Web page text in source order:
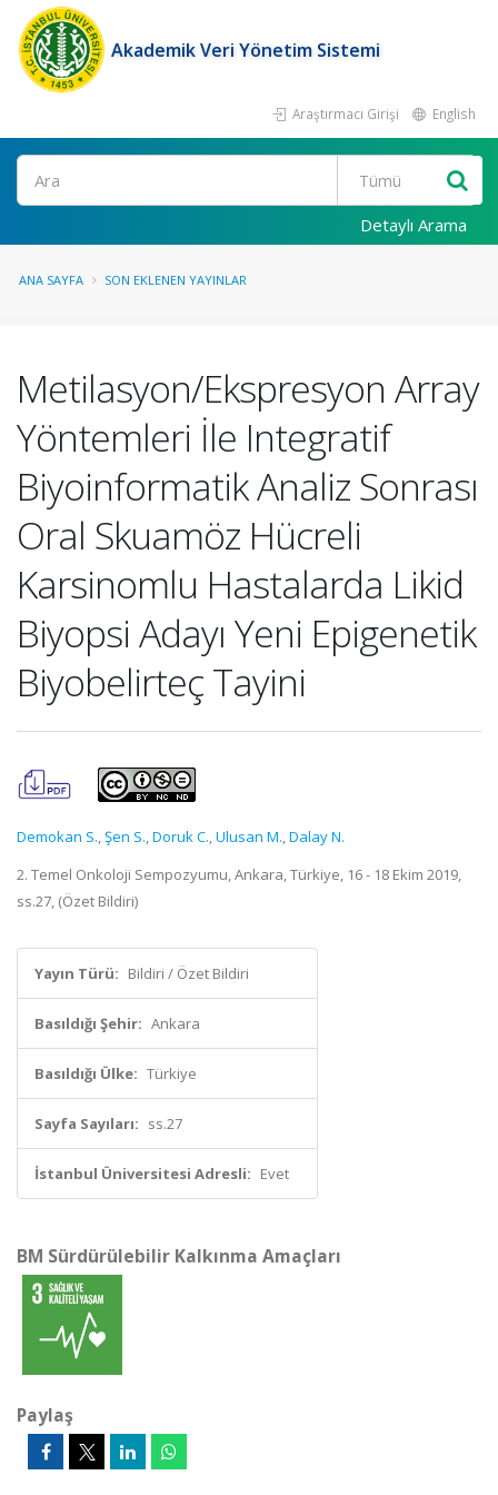
Akademik Veri Yönetim Sistemi
Araştırmacı Girişi English
Ara
Detaylı Arama
ANA SAYFA SON EKLENEN YAYINLAR
Metilasyon/Ekspresyon Array
Yöntemleri İle Integratif
Biyoinformatik Analiz Sonrası
Oral Skuamöz Hücreli
Karsinomlu Hastalarda Likid
Biyopsi Adayı Yeni Epigenetik
Biyobelirteç Tayini
Demokan S.,Şen S.,Doruk C.,Ulusan M.,Dalay N.
2. Temel Onkoloji Sempozyumu, Ankara, Türkiye, 16 - 18 Ekim 2019,
ss.27, (Özet Bildiri)
Yayın Türü: Bildiri / Özet Bildiri
Basıldığı Şehir: Ankara
Basıldığı Ülke: Türkiye
Sayfa Sayıları: ss.27
İstanbul Üniversitesi Adresli: Evet
BM Sürdürülebilir Kalkınma Amaçları
Paylaş